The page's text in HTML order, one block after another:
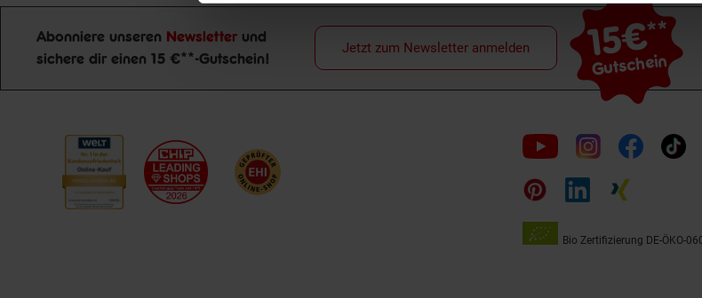
Newsletter Anmeldung
Abonniere unseren Newsletter und
sichere dir einen 15 €**-Gutschein!
15€**
Gutschein
Jetzt zum Newsletter anmelden
Folge
uns
auf
Bio Zertifizierung DE-ÖKO-